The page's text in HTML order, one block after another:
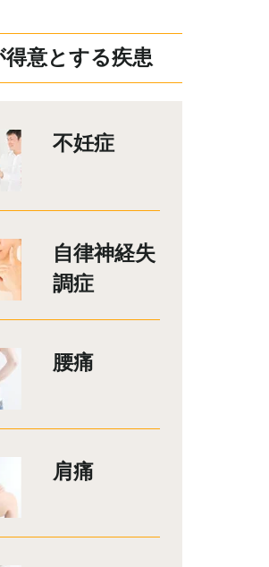
得意とする疾患
不妊症
自律神経失
調症
腰痛
肩痛